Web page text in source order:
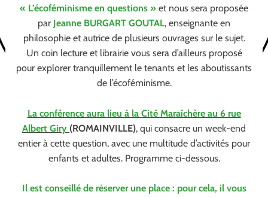
« L’écoféminisme en questions » et nous sera proposée
par Jeanne BURGART GOUTAL, enseignante en
philosophie et autrice de plusieurs ouvrages sur le sujet.
Un coin lecture et librairie vous sera d’ailleurs proposé
pour explorer tranquillement le tenants et les aboutissants
de l’écoféminisme.
La conférence aura lieu à la Cité Maraîchère au 6 rue
Albert Giry (ROMAINVILLE), qui consacre un week-end
entier à cette question, avec une multitude d’activités pour
enfants et adultes. Programme ci-dessous.
Il est conseillé de réserver une place : pour cela, il vous